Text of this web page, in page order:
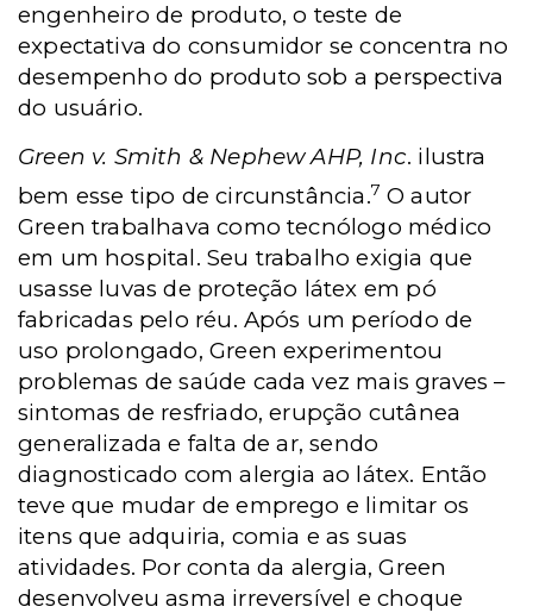
engenheiro de produto, o teste de
expectativa do consumidor se concentra no
desempenho do produto sob a perspectiva
do usuário.
Green v. Smith & Nephew AHP, Inc. ilustra
bem esse tipo de circunstância.7 O autor
Green trabalhava como tecnólogo médico
em um hospital. Seu trabalho exigia que
usasse luvas de proteção látex em pó
fabricadas pelo réu. Após um período de
uso prolongado, Green experimentou
problemas de saúde cada vez mais graves –
sintomas de resfriado, erupção cutânea
generalizada e falta de ar, sendo
diagnosticado com alergia ao látex. Então
teve que mudar de emprego e limitar os
itens que adquiria, comia e as suas
atividades. Por conta da alergia, Green
desenvolveu asma irreversível e choque